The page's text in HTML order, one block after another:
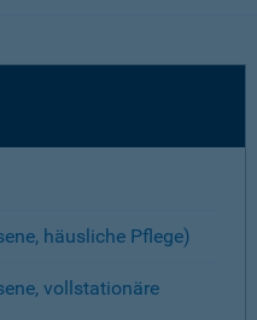
häusliche Pflege)
vollstationäre